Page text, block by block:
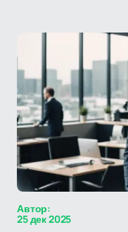
Автор:
25 дек 2025